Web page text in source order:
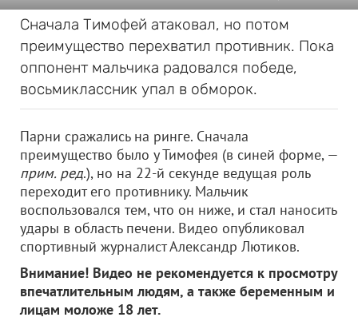
Сначала Тимофей атаковал, но потом
преимущество перехватил противник. Пока
оппонент мальчика радовался победе,
восьмиклассник упал в обморок.
Парни сражались на ринге. Сначала
преимущество было у Тимофея (в синей форме, —
прим. ред.), но на 22-й секунде ведущая роль
переходит его противнику. Мальчик
воспользовался тем, что он ниже, и стал наносить
удары в область печени. Видео опубликовал
спортивный журналист Александр Лютиков.
Внимание! Видео не рекомендуется к просмотру
впечатлительным людям, а также беременным и
лицам моложе 18 лет.